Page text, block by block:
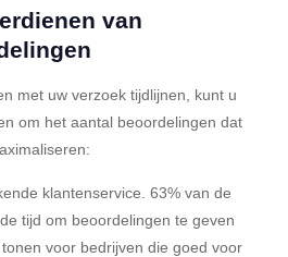
van
met uw verzoek tijdlijnen, kunt u
om het aantal beoordelingen dat
klantenservice. 63% van de
tijd om beoordelingen te geven
voor bedrijven die goed voor